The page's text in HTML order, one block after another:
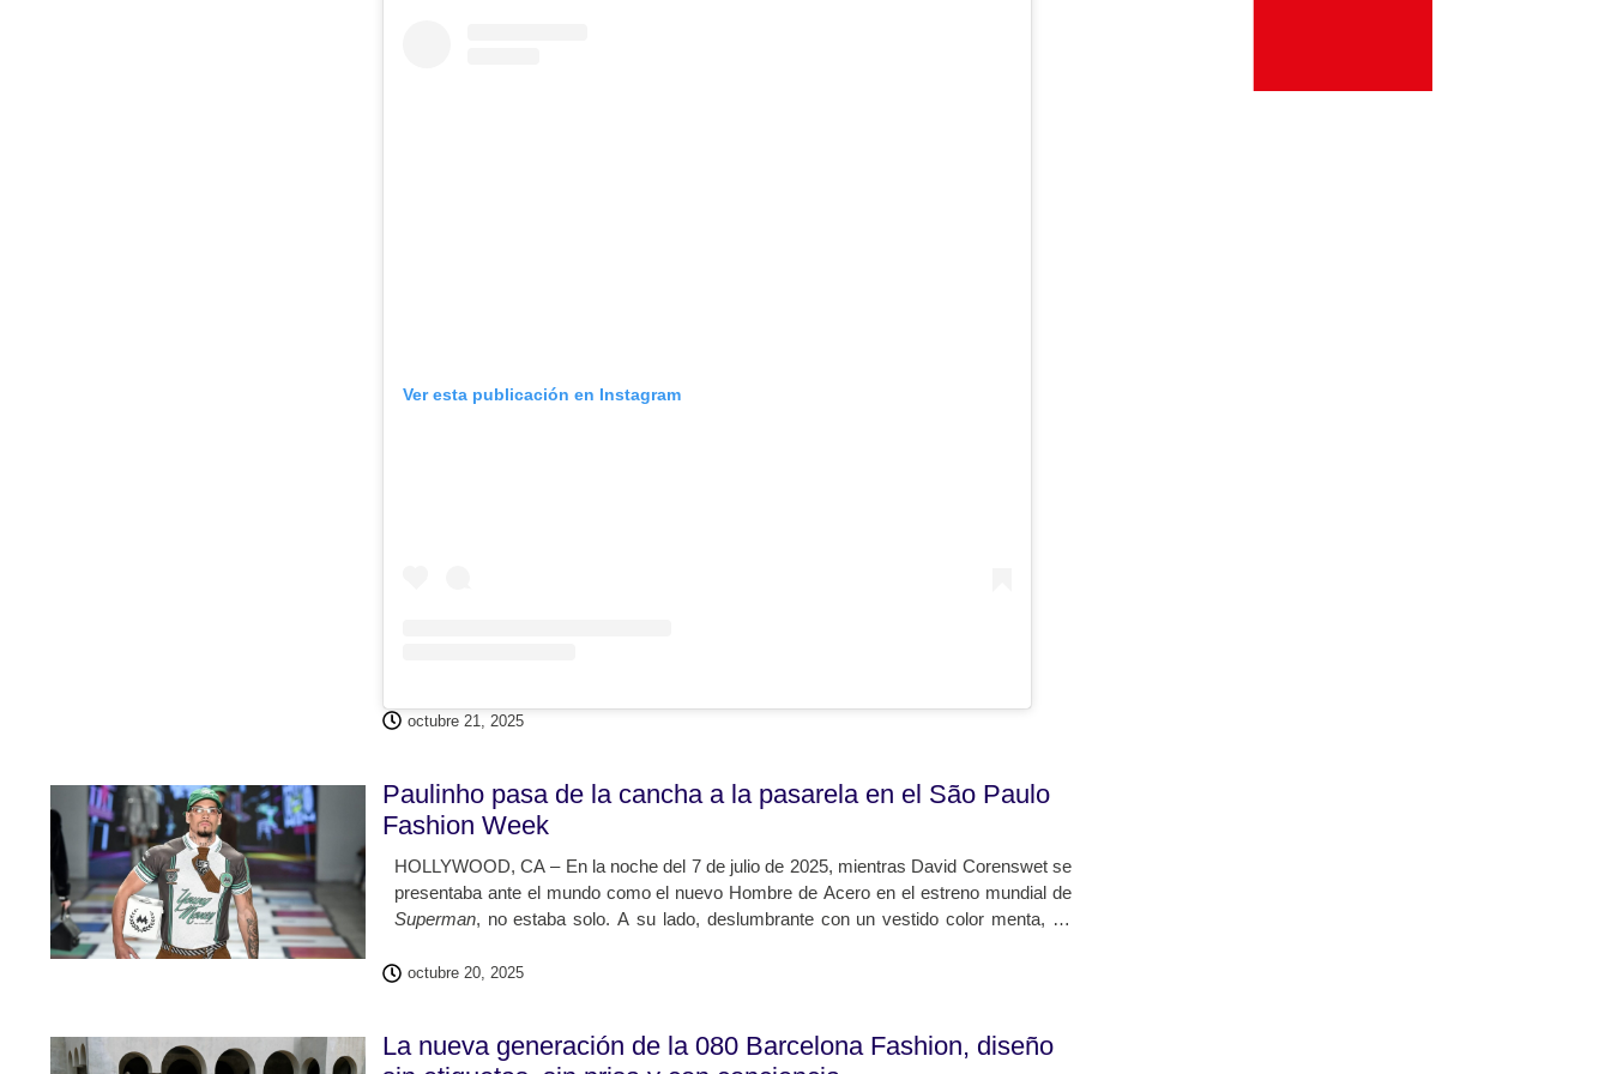
Ver esta publicación en Instagram
octubre 21, 2025
Paulinho pasa de la cancha a la pasarela en el São Paulo
Fashion Week
HOLLYWOOD, CA – En la noche del 7 de julio de 2025, mientras David Corenswet se
presentaba ante el mundo como el nuevo Hombre de Acero en el estreno mundial de
Superman, no estaba solo. A su lado, deslumbrante con un vestido color menta, se
ante el gran público. Sin embargo, este momento no fue el inicio, sino la culminación
octubre 20, 2025
La nueva generación de la 080 Barcelona Fashion, diseño